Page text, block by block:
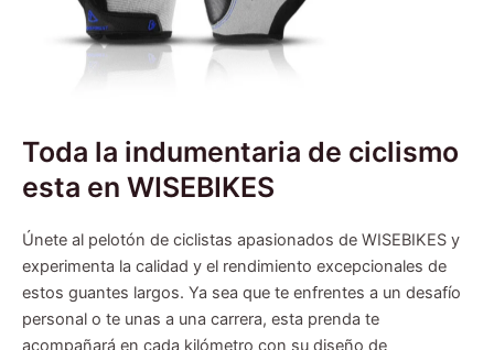
Toda la indumentaria de ciclismo
esta en WISEBIKES
Únete al pelotón de ciclistas apasionados de WISEBIKES y
experimenta la calidad y el rendimiento excepcionales de
estos guantes largos. Ya sea que te enfrentes a un desafío
personal o te unas a una carrera, esta prenda te
acompañará en cada kilómetro con su diseño de